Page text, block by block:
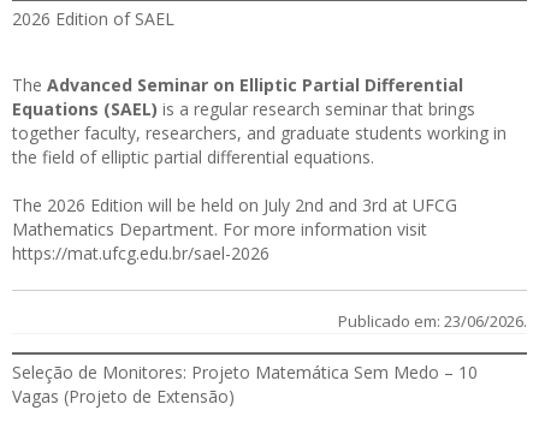
2026 Edition of SAEL
The Advanced Seminar on Elliptic Partial Differential
Equations (SAEL) is a regular research seminar that brings
together faculty, researchers, and graduate students working in
the field of elliptic partial differential equations.
The 2026 Edition will be held on July 2nd and 3rd at UFCG
Mathematics Department. For more information visit
https://mat.ufcg.edu.br/sael-2026
Publicado em: 23/06/2026.
Seleção de Monitores: Projeto Matemática Sem Medo – 10
Vagas (Projeto de Extensão)